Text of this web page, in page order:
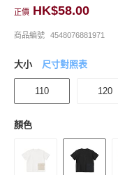
正價 HK$58.00
商品編號 4548076881971
大小 尺寸對照表
110 120
顏色